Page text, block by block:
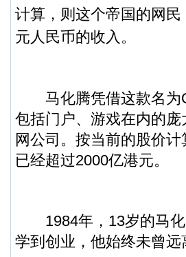
计算，则这个帝国的网
元人民币的收入。
马化腾凭借这款名为
包括门户、游戏在内的
网公司。按当前的股价
已经超过2000亿港元。
1984年，13岁的马化
学到创业，他始终未曾